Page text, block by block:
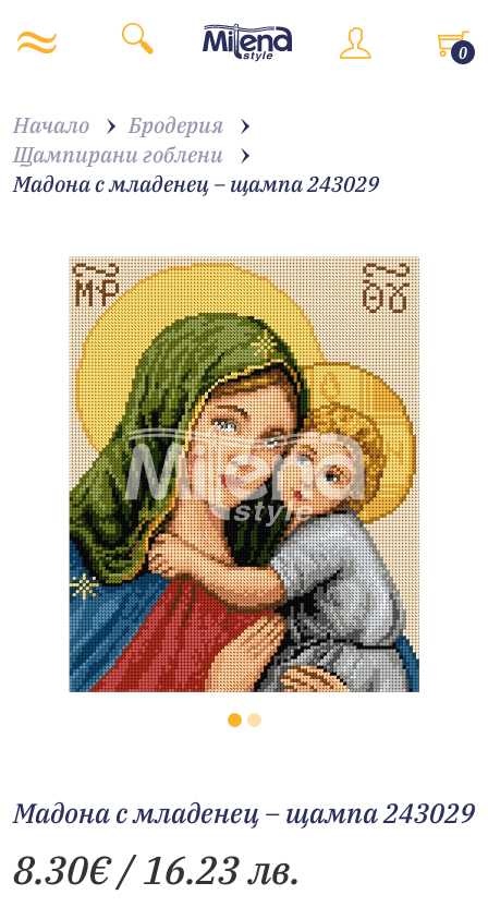
0
Начало
Бродерия
Щампирани гоблени
Мадона с младенец – щампа 243029
Мадона с младенец – щампа 243029
8.30€/ 16.23 лв.